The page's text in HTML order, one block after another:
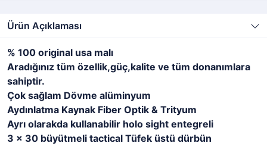
Ürün Açıklaması
% 100 original usa malı
Aradığınız tüm özellik,güç,kalite ve tüm donanımlara
sahiptir.
Çok sağlam Dövme alüminyum
Aydınlatma Kaynak Fiber Optik & Trityum
Ayrı olarakda kullanabilir holo sight entegreli
3 x 30 büyütmeli tactical Tüfek üstü dürbün